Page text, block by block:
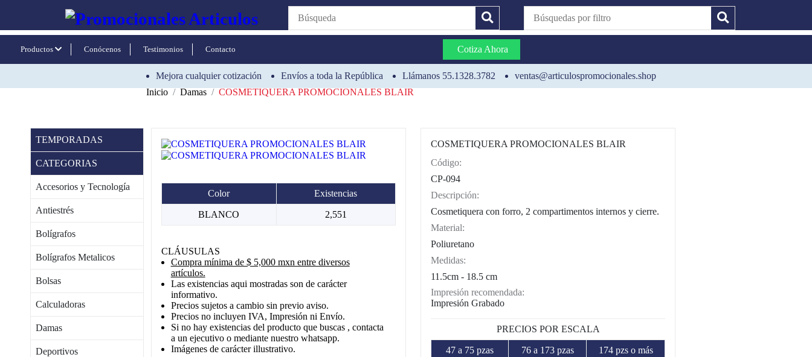
Productos Conócenos Testimonios Contacto Cotiza Ahora
Mejora cualquier cotización Envíos a toda la República Llámanos 55.1328.3782
ventas@articulospromocionales.shop
Inicio
Damas COSMETIQUERA PROMOCIONALES BLAIR
TEMPORADAS
CATEGORIAS
Accesorios y Tecnología
Antiestrés
Bolígrafos
Bolígrafos Metalicos
Bolsas
Calculadoras
Damas
Deportivos
Color Existencias
BLANCO 2,551
CLÁUSULAS
Compra mínima de $ 5,000 mxn entre diversos
artículos.
Las existencias aqui mostradas son de carácter
informativo.
Precios sujetos a cambio sin previo aviso.
Precios no incluyen IVA, Impresión ni Envío.
Si no hay existencias del producto que buscas , contacta
a un ejecutivo o mediante nuestro whatsapp.
Imágenes de carácter illustrativo.
COSMETIQUERA PROMOCIONALES BLAIR
Código:
CP-094
Descripción:
Cosmetiquera con forro, 2 compartimentos internos y cierre.
Material:
Poliuretano
Medidas:
11.5cm - 18.5 cm
Impresión recomendada:
Impresión Grabado
PRECIOS POR ESCALA
47 a 75 pzas 76 a 173 pzas 174 pzs o más